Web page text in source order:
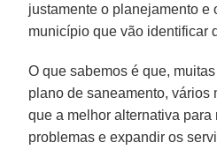
justamente o planejamento e
município que vão identificar
O que sabemos é que,
plano de saneamento, vários
que a melhor alternativa para
problemas e expandir os